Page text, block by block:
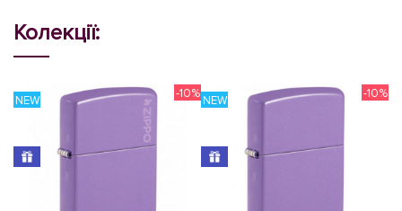
Колекції:
NEW -10% NEW -10%